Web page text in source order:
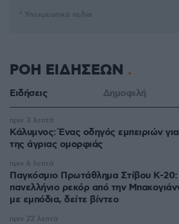
* Υποχρεωτικά πεδία
ΡΟΗ ΕΙΔΗΣΕΩΝ
Ειδήσεις Δημοφιλή
Κάλυμνος: Ένας οδηγός εμπειριών
της άγριας ομορφιάς
πριν 3 λεπτά
Παγκόσμιο Πρωτάθλημα Στίβου Κ-
πανελλήνιο ρεκόρ από την
με εμπόδια, δείτε βίντεο
πριν 6 λεπτά
πριν 22 λεπτά